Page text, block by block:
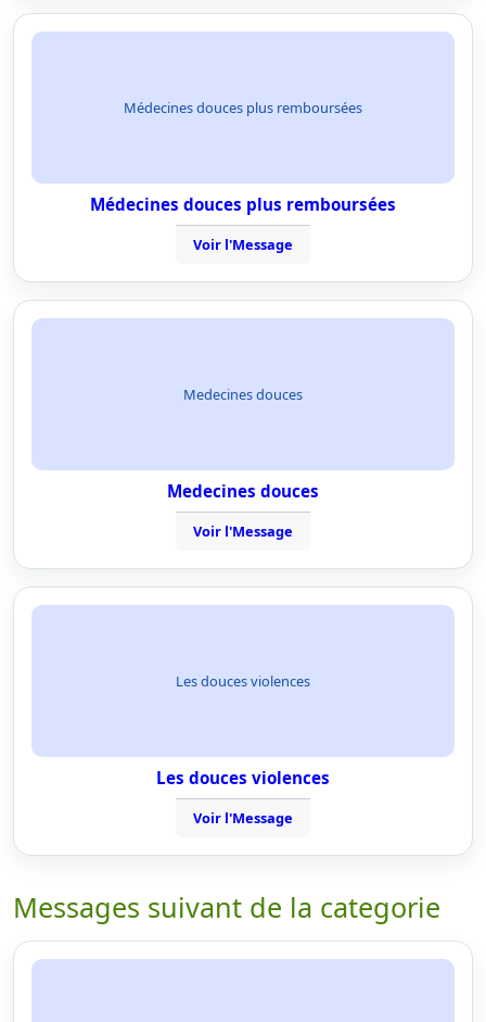
Médecines douces plus remboursées
Médecines douces plus remboursées
Voir l'Message
Medecines douces
Medecines douces
Voir l'Message
Les douces violences
Les douces violences
Voir l'Message
Messages suivant de la categorie